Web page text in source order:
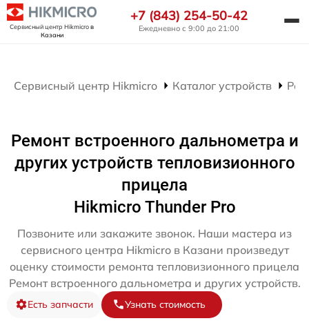
Сервисный центр Hikmicroв
Казани
+7 (843) 254-50-42
Ежедневно с 9:00 до 21:00
Сервисный центр Hikmicro Каталог устройств
Ремонт встроенного дальнометра и
других устройств тепловизионного
прицела
Hikmicro Thunder Pro
Позвоните или закажите звонок. Наши мастера из
сервисного центра Hikmicro в Казани произведут
оценку стоимости ремонта тепловизионного прицела
Ремонт встроенного дальнометра и других устройств.
Есть запчасти Узнать стоимость